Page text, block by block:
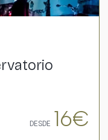
DESDE 16€